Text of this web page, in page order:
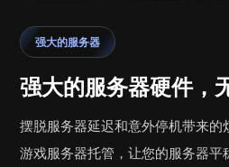
强大的服务器
强大的服务器硬件，
摆脱服务器延迟和意外停机带来的
游戏服务器托管，让您的服务器平